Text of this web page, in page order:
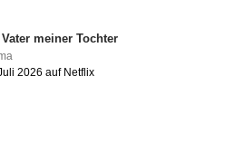
Vater meiner Tochter
2026 auf Netflix